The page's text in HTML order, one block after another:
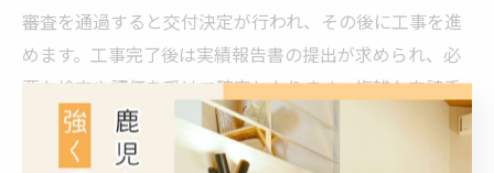
審査を通過すると交付決定が行われ、その後に工事を進
めます。工事完了後は実績報告書の提出が求められ、必
要な検査や評価を受けて確定となります。複雑な申請手
続きですが、建設会社や設計事務所がサポートするケー
スが多いため、早い段階から専門家に相談することが成